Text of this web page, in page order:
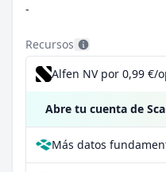
-
Recursos
Abre tu cuenta de